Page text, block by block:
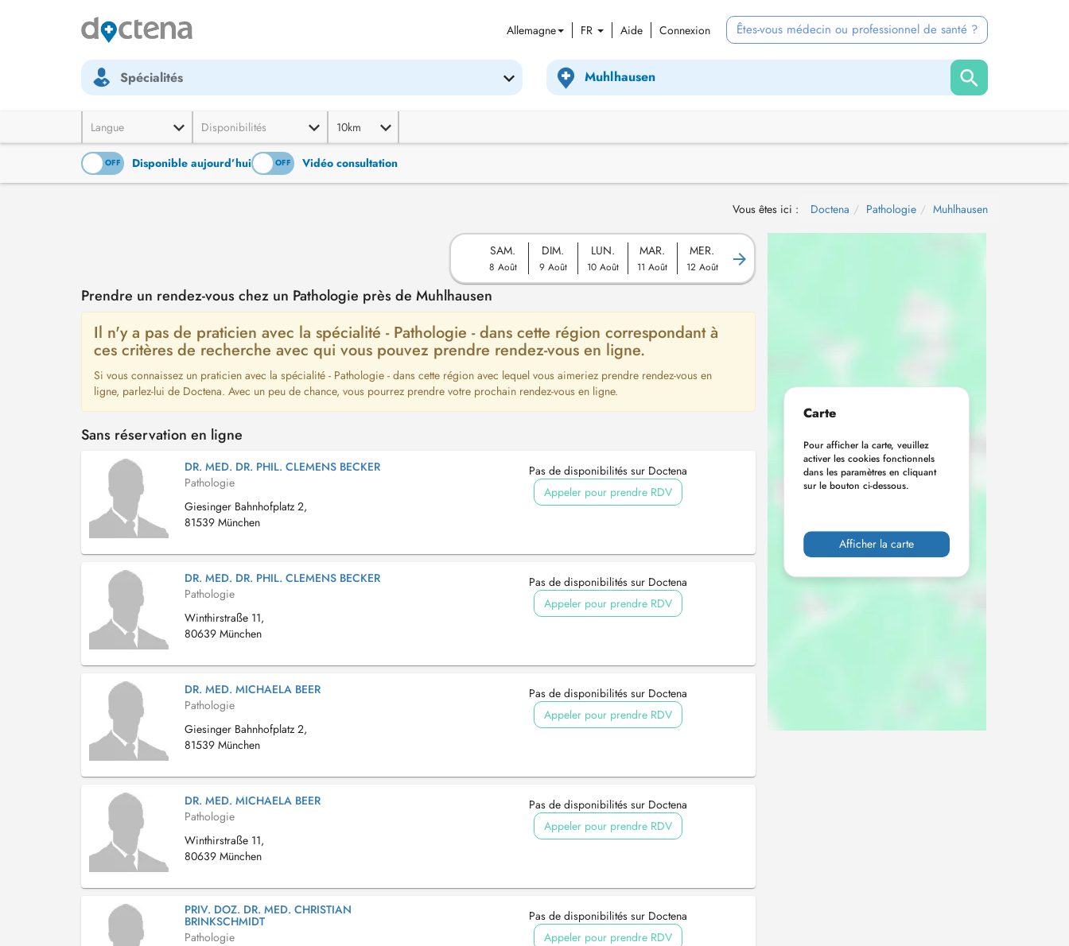
Allemagne FR Aide Connexion Êtes-vous médecin ou professionnel de santé ?
Spécialités
Langue Disponibilités 10km
OFF Disponible aujourd’hui
ON OFF Vidéo consultation
Vous êtes ici : Doctena Pathologie Muhlhausen
SAM.
8 Août
DIM.
9 Août
LUN.
10 Août
MAR.
11 Août
MER.
12 Août
Prendre un rendez-vous chez un Pathologie près de Muhlhausen
Il n'y a pas de praticien avec la spécialité - Pathologie - dans cette région correspondant à
ces critères de recherche avec qui vous pouvez prendre rendez-vous en ligne.
Si vous connaissez un praticien avec la spécialité - Pathologie - dans cette région avec lequel vous aimeriez prendre rendez-vous en
ligne, parlez-lui de Doctena. Avec un peu de chance, vous pourrez prendre votre prochain rendez-vous en ligne.
Sans réservation en ligne
DR. MED. DR. PHIL. CLEMENS BECKER
Pathologie
Giesinger Bahnhofplatz 2,
81539 München
Pas de disponibilités sur Doctena
Appeler pour prendre RDV
DR. MED. DR. PHIL. CLEMENS BECKER
Pathologie
Winthirstraße 11,
80639 München
Pas de disponibilités sur Doctena
Appeler pour prendre RDV
DR. MED. MICHAELA BEER
Pathologie
Giesinger Bahnhofplatz 2,
81539 München
Pas de disponibilités sur Doctena
Appeler pour prendre RDV
DR. MED. MICHAELA BEER
Pathologie
Winthirstraße 11,
80639 München
Pas de disponibilités sur Doctena
Appeler pour prendre RDV
PRIV. DOZ. DR. MED. CHRISTIAN
BRINKSCHMIDT
Pathologie
Pas de disponibilités sur Doctena
Appeler pour prendre RDV
Carte
Pour afficher la carte, veuillez
activer les cookies fonctionnels
dans les paramètres en cliquant
sur le bouton ci-dessous.
Afficher la carte